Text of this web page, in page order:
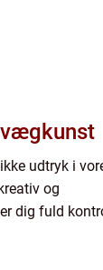
vægkunst
udtryk i
og
dig fuld